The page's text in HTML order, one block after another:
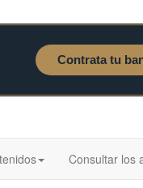
Consultar los